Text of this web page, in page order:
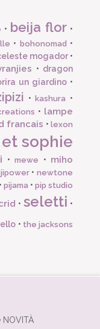
• beija flor •
• bohonomad •
mogador•
• dragon
un giardino•
•kashura •
• lampe
francais •lexon
sophie
•mewe • miho
•newtone
pijama • pip studio
•seletti •
• the jacksons
NOVITÀ